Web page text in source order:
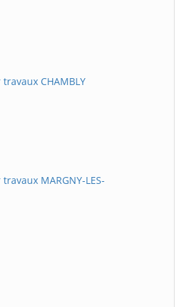
CHAMBLY
MARGNY-LES-